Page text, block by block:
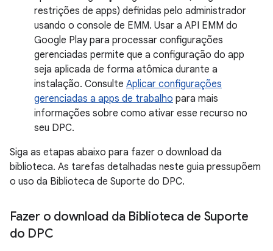
restrições de apps) definidas pelo administrador
usando o console de EMM. Usar a API EMM do
Google Play para processar configurações
gerenciadas permite que a configuração do app
seja aplicada de forma atômica durante a
instalação. Consulte Aplicar configurações
gerenciadas a apps de trabalho para mais
informações sobre como ativar esse recurso no
seu DPC.
Siga as etapas abaixo para fazer o download da
biblioteca. As tarefas detalhadas neste guia pressupõem
o uso da Biblioteca de Suporte do DPC.
Fazer o download da Biblioteca de Suporte
do DPC